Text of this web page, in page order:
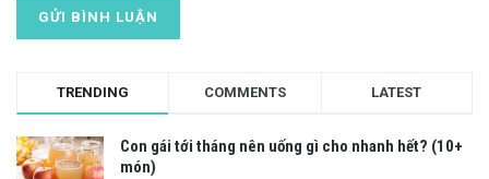
TRENDING COMMENTS LATEST
Con gái tới tháng nên uống gì cho nhanh hết? (10+
món)